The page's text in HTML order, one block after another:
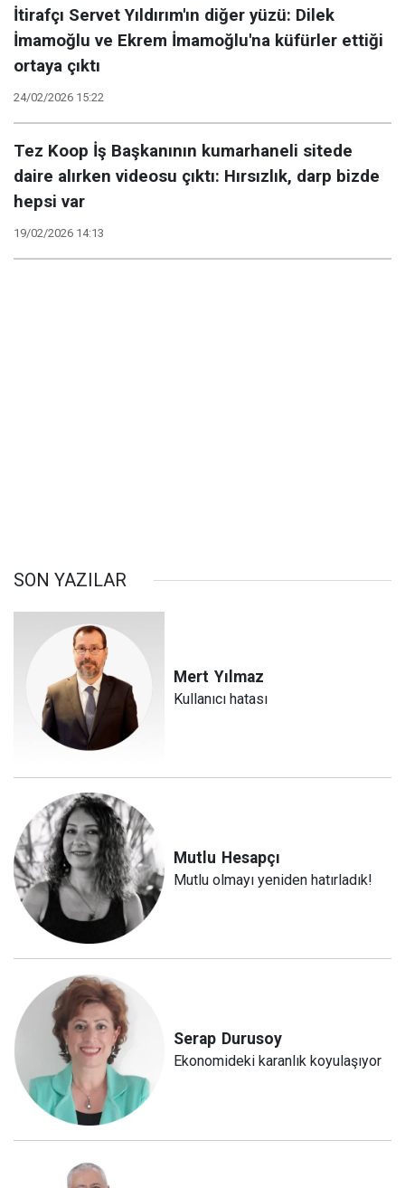
İtirafçı Servet Yıldırım'ın diğer yüzü: Dilek
İmamoğlu ve Ekrem İmamoğlu'na küfürler ettiği
ortaya çıktı
24/02/2026 15:22
Tez Koop İş Başkanının kumarhaneli sitede
daire alırken videosu çıktı: Hırsızlık, darp bizde
hepsi var
19/02/2026 14:13
SON YAZILAR
Mert Yılmaz
Kullanıcı hatası
Mutlu Hesapçı
Mutlu olmayı yeniden hatırladık!
Serap Durusoy
Ekonomideki karanlık koyulaşıyor